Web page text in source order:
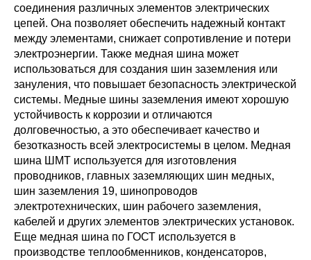
соединения различных элементов электрических
цепей. Она позволяет обеспечить надежный контакт
между элементами, снижает сопротивление и потери
электроэнергии. Также медная шина может
использоваться для создания шин заземления или
зануления, что повышает безопасность электрической
системы. Медные шины заземления имеют хорошую
устойчивость к коррозии и отличаются
долговечностью, а это обеспечивает качество и
безотказность всей электросистемы в целом. Медная
шина ШМТ используется для изготовления
проводников, главных заземляющих шин медных,
шин заземления 19, шинопроводов
электротехнических, шин рабочего заземления,
кабелей и других элементов электрических установок.
Еще медная шина по ГОСТ используется в
производстве теплообменников, конденсаторов,